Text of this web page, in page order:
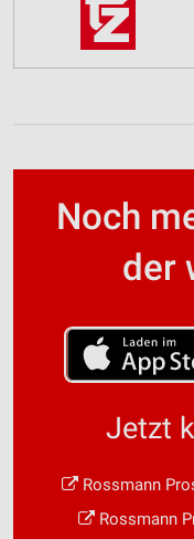
Noch
der
Jetzt
Rossmann
Rossmann